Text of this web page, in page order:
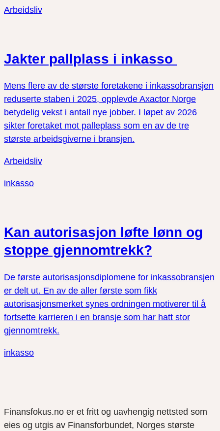
Arbeidsliv
Jakter pallplass i inkasso
Mens flere av de største foretakene i inkassobransjen
reduserte staben i 2025, opplevde Axactor Norge
betydelig vekst i antall nye jobber. I løpet av 2026
sikter foretaket mot palleplass som en av de tre
største arbeidsgiverne i bransjen.
Arbeidsliv
inkasso
Kan autorisasjon løfte lønn og
stoppe gjennomtrekk?
De første autorisasjonsdiplomene for inkassobransjen
er delt ut. En av de aller første som fikk
autorisasjonsmerket synes ordningen motiverer til å
fortsette karrieren i en bransje som har hatt stor
gjennomtrekk.
inkasso
Finansfokus.no er et fritt og uavhengig nettsted som
eies og utgis av Finansforbundet, Norges største